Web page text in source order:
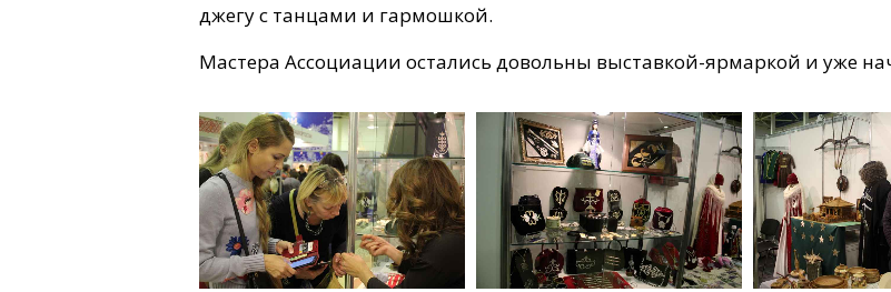
джегу с танцами и гармошкой.
Мастера Ассоциации остались довольны выставкой-ярмаркой и уже